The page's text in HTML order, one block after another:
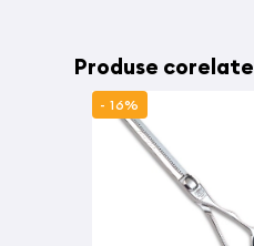
Produse corelate
- 16%